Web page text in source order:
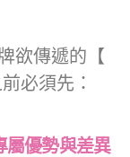
欲傳遞的【
必須先：
優勢與差異